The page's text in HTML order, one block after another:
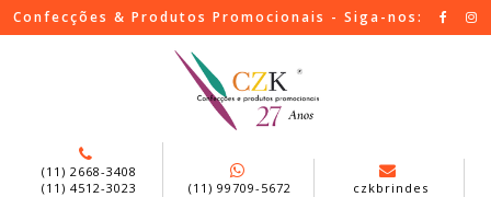
Confecções & Produtos Promocionais - Siga-nos:
(11) 2668-3408
(11) 4512-3023
(11) 99709-5672 czkbrindes